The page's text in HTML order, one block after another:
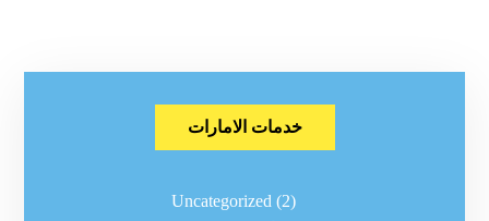
خدمات الامارات
Uncategorized (2)